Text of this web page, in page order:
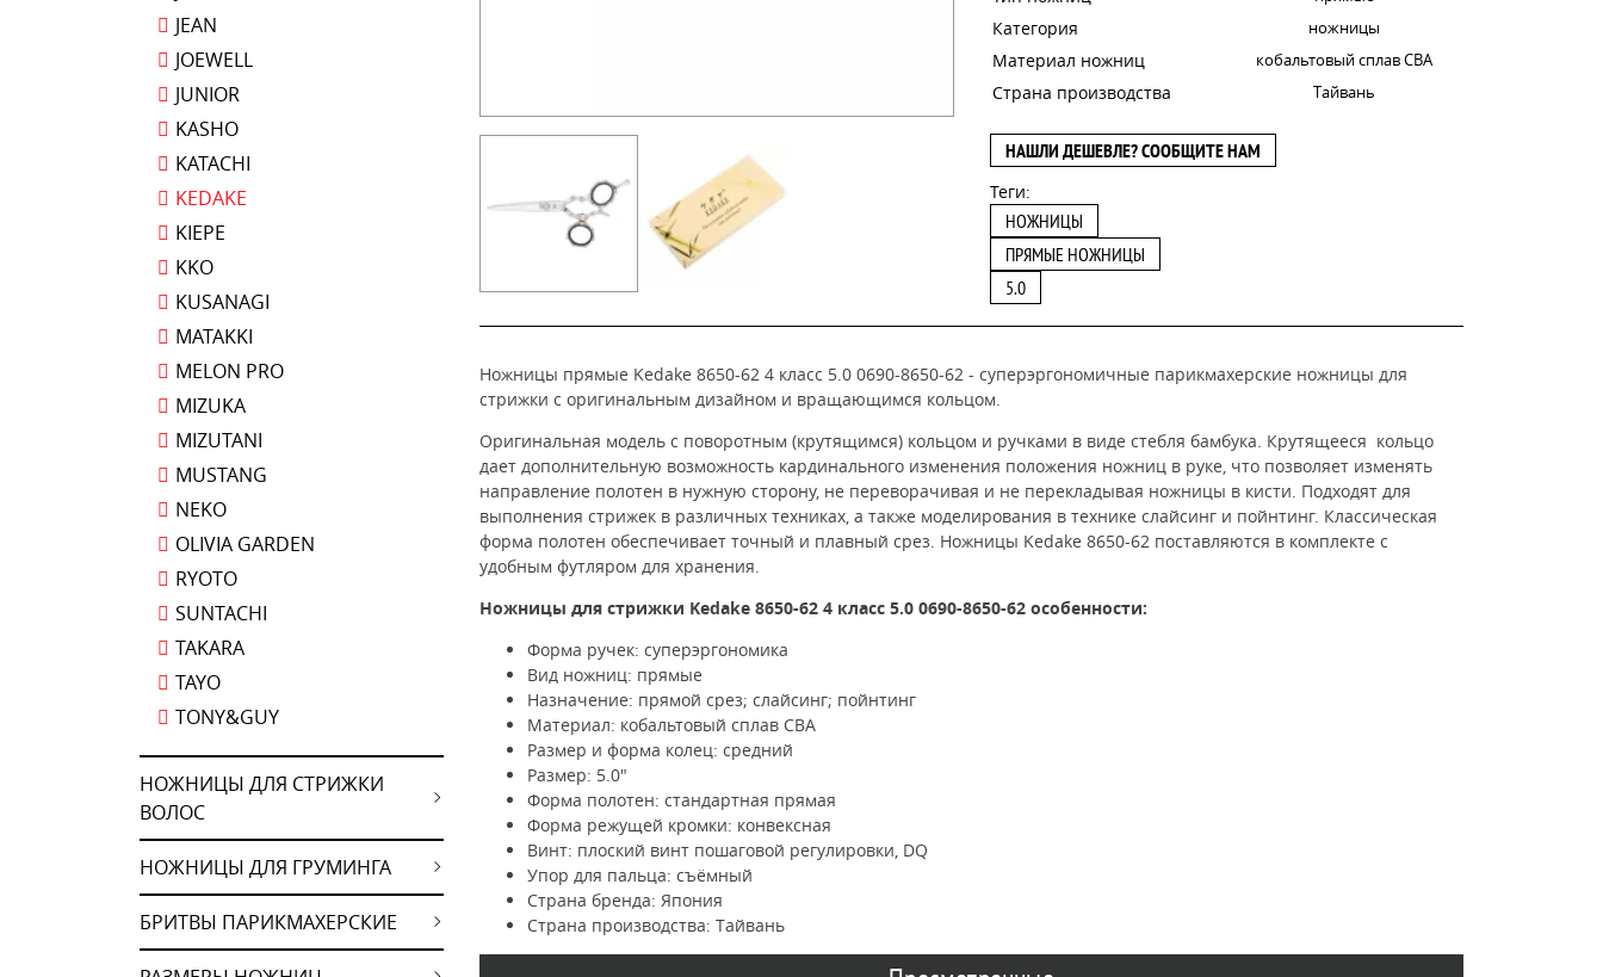
JEAN
JOEWELL
JUNIOR
KASHO
KATACHI
KEDAKE
KIEPE
KKO
KUSANAGI
MATAKKI
MELON PRO
MIZUKA
MIZUTANI
MUSTANG
NEKO
OLIVIA GARDEN
RYOTO
SUNTACHI
TAKARA
TAYO
TONY&GUY
НОЖНИЦЫ ДЛЯ СТРИЖКИ
ВОЛОС
НОЖНИЦЫ ДЛЯ ГРУМИНГА
БРИТВЫ ПАРИКМАХЕРСКИЕ
Категория ножницы
Материал ножниц кобальтовый сплав CBA
Страна производства Тайвань
НАШЛИ ДЕШЕВЛЕ? СООБЩИТЕ НАМ
Теги:
НОЖНИЦЫ
ПРЯМЫЕ НОЖНИЦЫ
5.0
Ножницы прямые Kedake 8650-62 4 класс 5.0 0690-8650-62 - суперэргономичные парикмахерские ножницы для
стрижки с оригинальным дизайном и вращающимся кольцом.
Оригинальная модель с поворотным (крутящимся) кольцом и ручками в виде стебля бамбука. Крутящееся кольцо
дает дополнительную возможность кардинального изменения положения ножниц в руке, что позволяет изменять
направление полотен в нужную сторону, не переворачивая и не перекладывая ножницы в кисти. Подходят для
выполнения стрижек в различных техниках, а также моделирования в технике слайсинг и пойнтинг. Классическая
форма полотен обеспечивает точный и плавный срез. Ножницы Kedake 8650-62 поставляются в комплекте с
удобным футляром для хранения.
Ножницы для стрижки Kedake 8650-62 4 класс 5.0 0690-8650-62 особенности:
Форма ручек: суперэргономика
Вид ножниц: прямые
Назначение: прямой срез; слайсинг; пойнтинг
Материал: кобальтовый сплав CBA
Размер и форма колец: средний
Размер: 5.0"
Форма полотен: стандартная прямая
Форма режущей кромки: конвексная
Винт: плоский винт пошаговой регулировки, DQ
Упор для пальца: съёмный
Страна бренда: Япония
Страна производства: Тайвань